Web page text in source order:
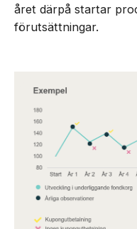
året därpå startar
förutsättningar.